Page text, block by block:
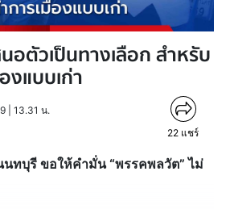
อตัวเป็นทางเลือก สำหรับ
งแบบเก่า
| 13.31 น.
22 แชร์
นทบุรี ขอให้คำมั่น “พรรคพลวัต” ไม่